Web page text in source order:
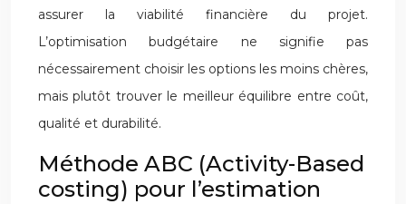
assurer la viabilité financière du projet.
L’optimisation budgétaire ne signifie pas
nécessairement choisir les options les moins chères,
mais plutôt trouver le meilleur équilibre entre coût,
qualité et durabilité.
Méthode ABC (Activity-Based
costing) pour l’estimation